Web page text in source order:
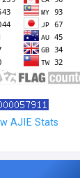
AJIE Stats